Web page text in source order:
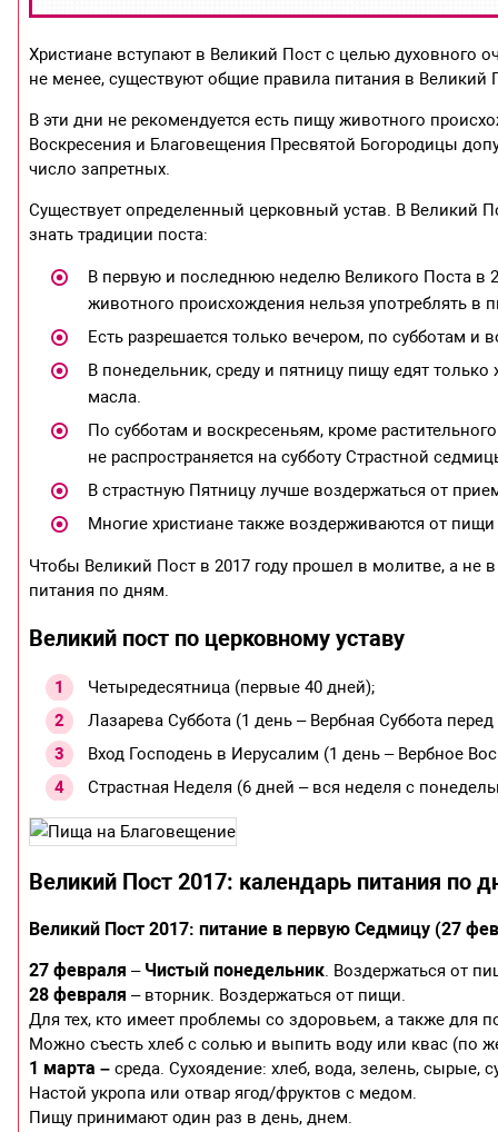
Христиане вступают в Великий Пост с целью духовного
не менее, существуют общие правила питания в Великий
В эти дни не рекомендуется есть пищу животного
Воскресения и Благовещения Пресвятой Богородицы
число запретных.
Существует определенный церковный устав. В Великий
знать традиции поста:
В первую и последнюю неделю Великого Поста в
животного происхождения нельзя употреблять в
Есть разрешается только вечером, по субботам
В понедельник, среду и пятницу пищу едят
масла.
По субботам и воскресеньям, кроме
не распространяется на субботу Страстной
В страстную Пятницу лучше воздержаться от
Многие христиане также воздерживаются от
Чтобы Великий Пост в 2017 году прошел в молитве, а не
питания по дням.
Великий пост по церковному уставу
Четыредесятница (первые 40 дней);
Лазарева Суббота (1 день – Вербная Суббота
Вход Господень в Иерусалим (1 день – Вербное
Страстная Неделя (6 дней – вся неделя с
Великий Пост 2017: календарь питания по
Великий Пост 2017: питание в первую Седмицу (27
27 февраля – Чистый понедельник. Воздержаться от
28 февраля – вторник. Воздержаться от пищи.
Для тех, кто имеет проблемы со здоровьем, а также для
Можно съесть хлеб с солью и выпить воду или квас (по
1 марта – среда. Сухоядение: хлеб, вода, зелень,
Настой укропа или отвар ягод/фруктов с медом.
Пищу принимают один раз в день, днем.